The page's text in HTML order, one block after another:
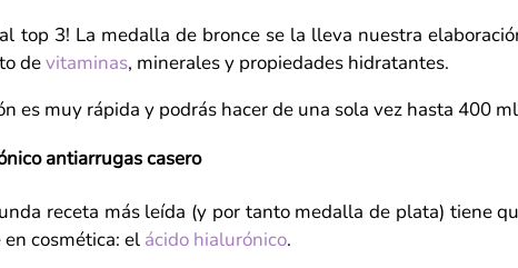
top 3! La medalla de bronce se la lleva nuestra
devitaminas, minerales y propiedades hidratantes.
es muy rápida y podrás hacer de una sola vez hasta 400
antiarrugas casero
receta más leída (y por tanto medalla de plata) tiene
cosmética: el ácido hialurónico.